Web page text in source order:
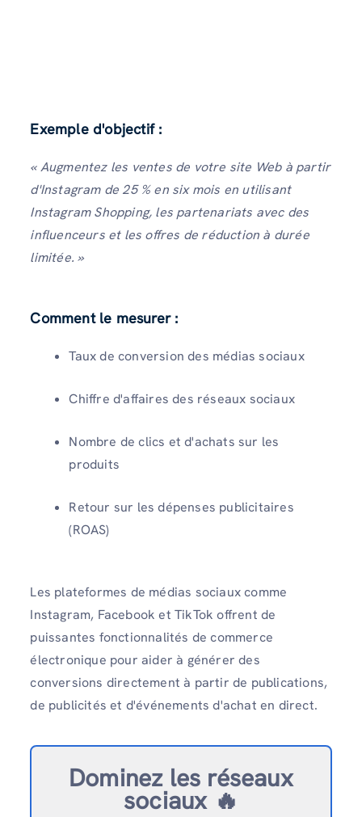
Exemple d'objectif :
« Augmentez les ventes de votre site Web à partir
d'Instagram de 25 % en six mois en utilisant
Instagram Shopping, les partenariats avec des
influenceurs et les offres de réduction à durée
limitée. »
Comment le mesurer :
Taux de conversion des médias sociaux
Chiffre d'affaires des réseaux sociaux
Nombre de clics et d'achats sur les
produits
Retour sur les dépenses publicitaires
(ROAS)
Les plateformes de médias sociaux comme
Instagram, Facebook et TikTok offrent de
puissantes fonctionnalités de commerce
électronique pour aider à générer des
conversions directement à partir de publications,
de publicités et d'événements d'achat en direct.
Dominez les réseaux
sociaux 🔥